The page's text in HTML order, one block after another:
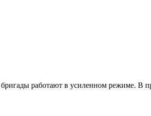
работают в усиленном режиме. В